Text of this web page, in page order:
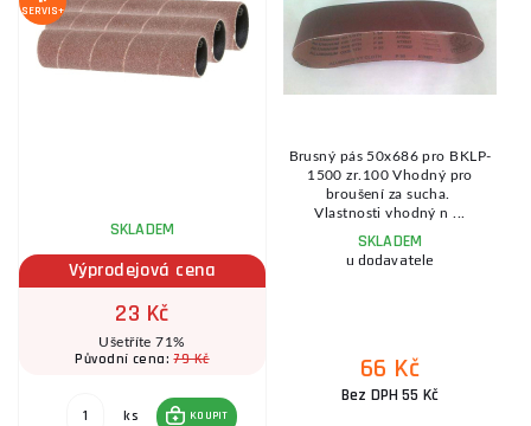
SERVIS+
SKLADEM
Výprodejová cena
23 Kč
Ušetříte 71%
Původní cena:79 Kč
ks KOUPIT
Brusný pás 50x686 pro BKLP-
1500 zr.100 Vhodný pro
broušení za sucha.
Vlastnosti vhodný n ...
SKLADEM
u dodavatele
66 Kč
Bez DPH 55 Kč